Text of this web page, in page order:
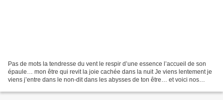
Pas de mots la tendresse du vent le respir d’une essence l’accueil de son
épaule… mon être qui revit la joie cachée dans la nuit Je viens lentement je
viens j’entre dans le non-dit dans les abysses de ton être… et voici nos